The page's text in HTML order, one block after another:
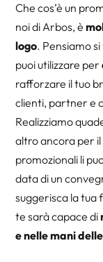
Che cos’è un
noi di Arbos, è
logo. Pensiamo
puoi utilizzare per
rafforzare il tuo
clienti, partner e
Realizziamo
altro ancora per
promozionali li
data di un
suggerisca la tua
te sarà capace di
e nelle mani